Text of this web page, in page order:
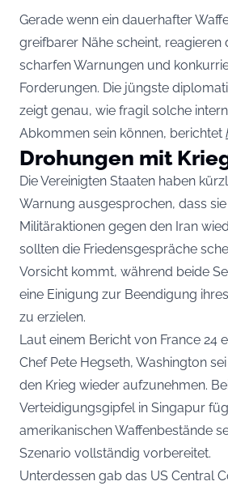
Gerade wenn ein dauerhafter
greifbarer Nähe scheint, reagieren
scharfen Warnungen und
Forderungen. Die jüngste
zeigt genau, wie fragil solche
Abkommen sein können, berichtet
Drohungen mit
Die Vereinigten Staaten haben
Warnung ausgesprochen, dass
Militäraktionen gegen den Iran
sollten die Friedensgespräche
Vorsicht kommt, während beide
eine Einigung zur Beendigung
zu erzielen.
Laut einem Bericht von France 24
Chef Pete Hegseth, Washington sei
den Krieg wieder aufzunehmen.
Verteidigungsgipfel in Singapur
amerikanischen Waffenbestände
Szenario vollständig vorbereitet.
Unterdessen gab das US Central